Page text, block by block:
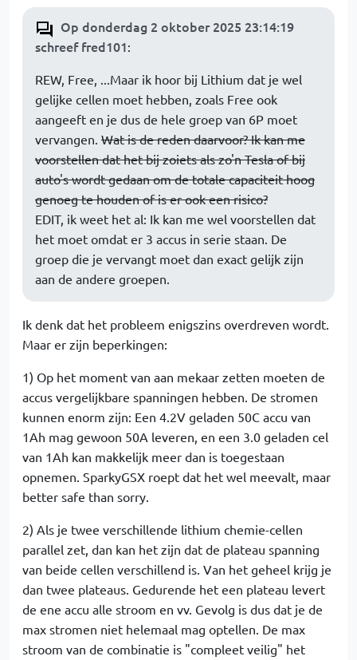
Op donderdag 2 oktober 2025 23:14:19
schreef fred101:
REW, Free, ...Maar ik hoor bij Lithium dat je wel
gelijke cellen moet hebben, zoals Free ook
aangeeft en je dus de hele groep van 6P moet
vervangen. Wat is de reden daarvoor? Ik kan me
voorstellen dat het bij zoiets als zo'n Tesla of bij
auto's wordt gedaan om de totale capaciteit hoog
genoeg te houden of is er ook een risico?
EDIT, ik weet het al: Ik kan me wel voorstellen dat
het moet omdat er 3 accus in serie staan. De
groep die je vervangt moet dan exact gelijk zijn
aan de andere groepen.
Ik denk dat het probleem enigszins overdreven wordt.
Maar er zijn beperkingen:
1) Op het moment van aan mekaar zetten moeten de
accus vergelijkbare spanningen hebben. De stromen
kunnen enorm zijn: Een 4.2V geladen 50C accu van
1Ah mag gewoon 50A leveren, en een 3.0 geladen cel
van 1Ah kan makkelijk meer dan is toegestaan
opnemen. SparkyGSX roept dat het wel meevalt, maar
better safe than sorry.
2) Als je twee verschillende lithium chemie-cellen
parallel zet, dan kan het zijn dat de plateau spanning
van beide cellen verschillend is. Van het geheel krijg je
dan twee plateaus. Gedurende het een plateau levert
de ene accu alle stroom en vv. Gevolg is dus dat je de
max stromen niet helemaal mag optellen. De max
stroom van de combinatie is "compleet veilig" het